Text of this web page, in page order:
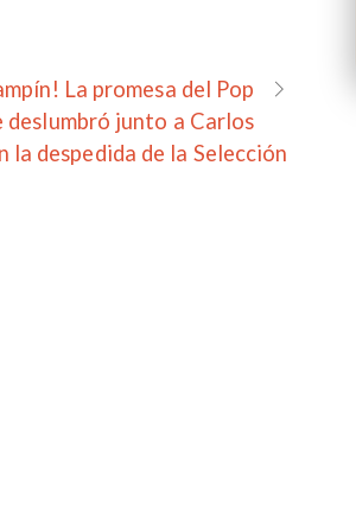
La promesa del Pop
deslumbró junto a Carlos
la despedida de la Selección